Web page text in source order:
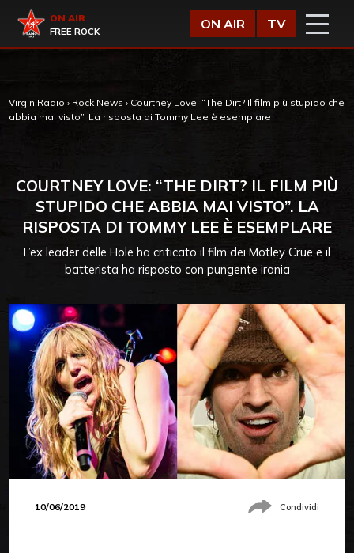
Virgin Radio
ON AIR
FREE ROCK
ON AIR TV
Virgin Radio › Rock News › Courtney Love: “The Dirt? Il film più stupido che
abbia mai visto”. La risposta di Tommy Lee è esemplare
COURTNEY LOVE: “THE DIRT? IL FILM PIÙ
STUPIDO CHE ABBIA MAI VISTO”. LA
RISPOSTA DI TOMMY LEE È ESEMPLARE
L’ex leader delle Hole ha criticato il film dei Mötley Crüe e il
batterista ha risposto con pungente ironia
10/06/2019 Condividi